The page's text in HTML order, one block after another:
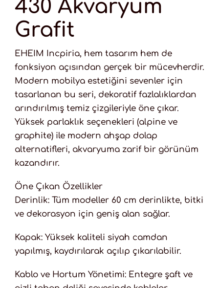
430 Akvaryum
Grafit
EHEIM Incpiria, hem tasarım hem de
fonksiyon açısından gerçek bir mücevherdir.
Modern mobilya estetiğini sevenler için
tasarlanan bu seri, dekoratif fazlalıklardan
arındırılmış temiz çizgileriyle öne çıkar.
Yüksek parlaklık seçenekleri (alpine ve
graphite) ile modern ahşap dolap
alternatifleri, akvaryuma zarif bir görünüm
kazandırır.
Öne Çıkan Özellikler
Derinlik: Tüm modeller 60 cm derinlikte, bitki
ve dekorasyon için geniş alan sağlar.
Kapak: Yüksek kaliteli siyah camdan
yapılmış, kaydırılarak açılıp çıkarılabilir.
Kablo ve Hortum Yönetimi: Entegre şaft ve